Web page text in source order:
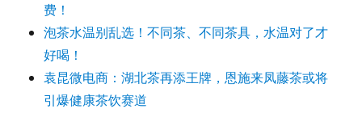
费！
泡茶水温别乱选！不同茶、不同茶具，水温对了才
好喝！
袁昆微电商：湖北茶再添王牌，恩施来凤藤茶或将
引爆健康茶饮赛道